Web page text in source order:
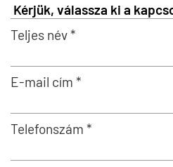
Teljes név *
E-mail cím *
Telefonszám *